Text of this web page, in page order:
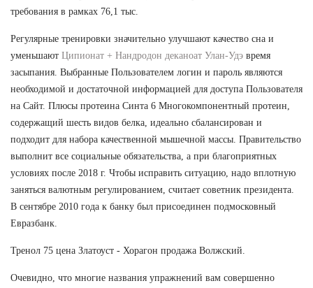
требования в рамках 76,1 тыс.
Регулярные тренировки значительно улучшают качество сна и
уменьшают Ципионат + Нандродон деканоат Улан-Удэ время
засыпания. Выбранные Пользователем логин и пароль являются
необходимой и достаточной информацией для доступа Пользователя
на Сайт. Плюсы протеина Синта 6 Многокомпонентный протеин,
содержащий шесть видов белка, идеально сбалансирован и
подходит для набора качественной мышечной массы. Правительство
выполнит все социальные обязательства, а при благоприятных
условиях после 2018 г. Чтобы исправить ситуацию, надо вплотную
заняться валютным регулированием, считает советник президента.
В сентябре 2010 года к банку был присоединен подмосковный
Евразбанк.
Тренол 75 цена Златоуст - Хорагон продажа Волжский.
Очевидно, что многие названия упражнений вам совершенно